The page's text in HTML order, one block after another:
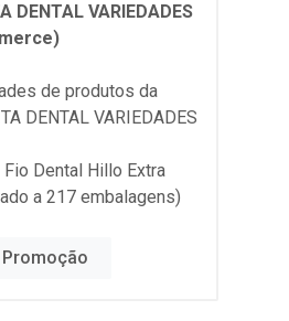
DENTAL VARIEDADES
de produtos da
DENTAL VARIEDADES
Fio Dental Hillo Extra
a 217 embalagens)